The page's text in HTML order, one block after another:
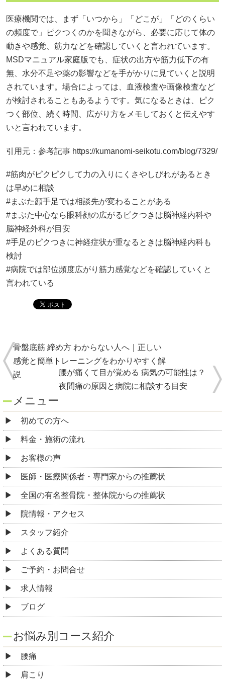
医療機関では、まず「いつから」「どこが」「どのくらい
の頻度で」ピクつくのかを聞きながら、必要に応じて体の
動きや感覚、筋力などを確認していくと言われています。
MSDマニュアル家庭版でも、症状の出方や筋力低下の有
無、水分不足や薬の影響などを手がかりに見ていくと説明
されています。場合によっては、血液検査や画像検査など
が検討されることもあるようです。気になるときは、ピク
つく部位、続く時間、広がり方をメモしておくと伝えやす
いと言われています。
引用元：参考記事 https://kumanomi-seikotu.com/blog/7329/
#筋肉がピクピクして力の入りにくさやしびれがあるとき
は早めに相談
#まぶた顔手足では相談先が変わることがある
#まぶた中心なら眼科顔の広がるピクつきは脳神経内科や
脳神経外科が目安
#手足のピクつきに神経症状が重なるときは脳神経内科も
検討
#病院では部位頻度広がり筋力感覚などを確認していくと
言われている
骨盤底筋 締め方 わからない人へ｜正しい
感覚と簡単トレーニングをわかりやすく解
説
腰が痛くて目が覚める 病気の可能性は？
夜間痛の原因と病院に相談する目安
メニュー
初めての方へ
料金・施術の流れ
お客様の声
医師・医療関係者・専門家からの推薦状
全国の有名整骨院・整体院からの推薦状
院情報・アクセス
スタッフ紹介
よくある質問
ご予約・お問合せ
求人情報
ブログ
お悩み別コース紹介
腰痛
肩こり